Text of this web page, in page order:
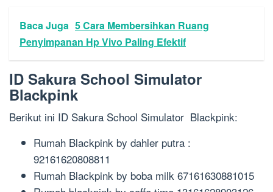
Baca Juga 5 Cara Membersihkan Ruang
Penyimpanan Hp Vivo Paling Efektif
ID Sakura School Simulator
Blackpink
Berikut ini ID Sakura School Simulator Blackpink:
Rumah Blackpink by dahler putra :
92161620808811
Rumah Blackpink by boba milk 67161630881015